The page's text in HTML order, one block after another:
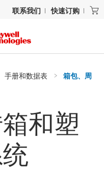
联系我们 快速订购
手册和数据表
箱包、周
和塑